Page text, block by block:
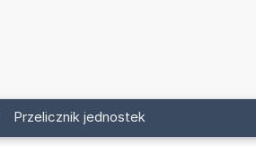
Przelicznik jednostek